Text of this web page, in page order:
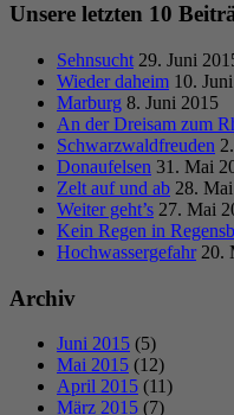
Unsere letzten 10
Sehnsucht 29. Juni
Wieder daheim 10.
Marburg 8. Juni 2015
An der Dreisam zum
Schwarzwaldfreuden
Donaufelsen 31. Mai
Zelt auf und ab 28.
Weiter geht’s 27. Mai
Kein Regen in
Hochwassergefahr 20.
Archiv
Juni 2015 (5)
Mai 2015 (12)
April 2015 (11)
März 2015 (7)